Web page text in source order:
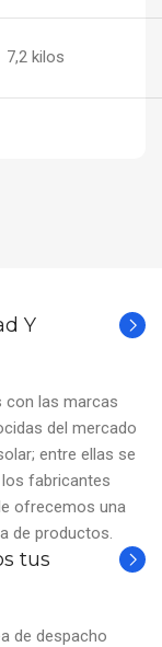
7,2 kilos
Y
con las marcas
del mercado
entre ellas se
fabricantes
ofrecemos una
de productos.
tus
de despacho